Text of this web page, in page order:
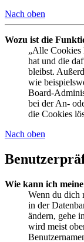
Nach oben
Wozu ist die
„Alle Cookies
hat und die
bleibst.
wie
Board-
bei der An-
die Cookies
Nach oben
Wie kann ich
Wenn du dich
in der
ändern, gehe
wird meist